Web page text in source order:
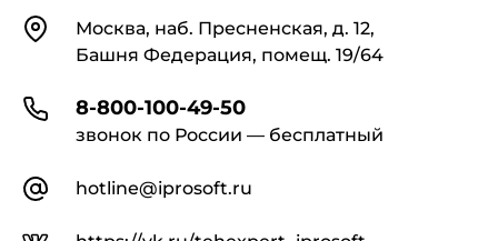
КонтактыМосква, наб. Пресненская, д. 12,
Башня Федерация, помещ. 19/64
8-800-100-49-50
звонок по России — бесплатный
hotline@iprosoft.ru